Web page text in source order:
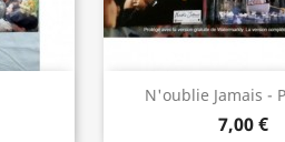
N'oublie Jamais -
7,00 €
Aperçu